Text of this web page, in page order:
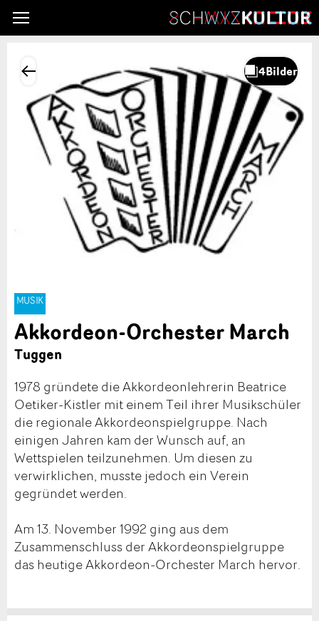
MUSIK
Akkordeon-Orchester March
Tuggen
1978 gründete die Akkordeonlehrerin Beatrice
Oetiker-Kistler mit einem Teil ihrer Musikschüler
die regionale Akkordeonspielgruppe. Nach
einigen Jahren kam der Wunsch auf, an
Wettspielen teilzunehmen. Um diesen zu
verwirklichen, musste jedoch ein Verein
gegründet werden.
Am 13. November 1992 ging aus dem
Zusammenschluss der Akkordeonspielgruppe
das heutige Akkordeon-Orchester March hervor.